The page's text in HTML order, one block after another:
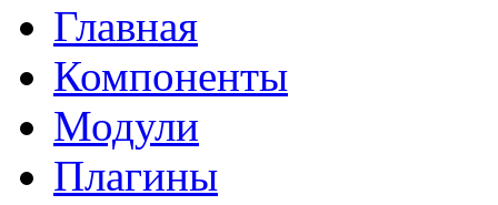
Главная
Компоненты
Модули
Плагины